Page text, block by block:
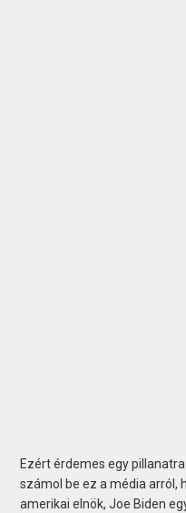
Ezért érdemes egy
számol be ez a média arról,
amerikai elnök, Joe Biden